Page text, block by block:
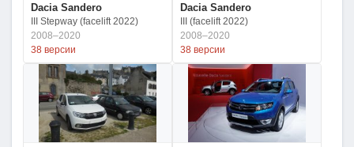
Dacia Sandero
III Stepway (facelift 2022)
2008–2020
38 версии
Dacia Sandero
III (facelift 2022)
2008–2020
38 версии